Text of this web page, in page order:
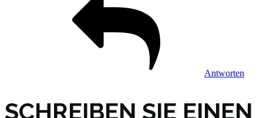
Antworten
SCHREIBEN SIE EINEN